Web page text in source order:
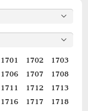
1701 1702
1703
1706 1707
1708
1711 1712
1713
1716 1717
1718